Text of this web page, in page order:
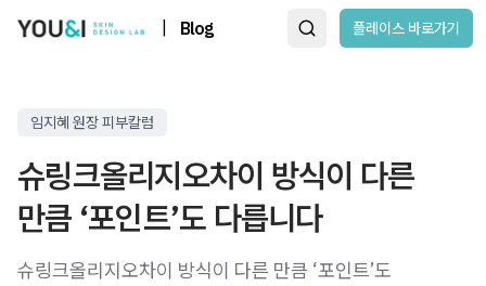
Blog 플레이스 바로가기
임지혜 원장 피부칼럼
슈링크올리지오차이 방식이 다른
만큼 ‘포인트’도 다릅니다
슈링크올리지오차이 방식이 다른 만큼 ‘포인트’도